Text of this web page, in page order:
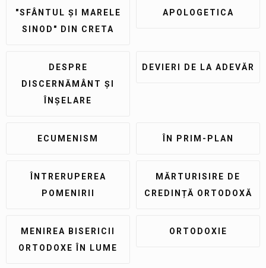
"SFÂNTUL ȘI MARELE
SINOD" DIN CRETA
APOLOGETICA
DESPRE
DISCERNĂMÂNT ȘI
ÎNȘELARE
DEVIERI DE LA ADEVĂR
ECUMENISM ÎN PRIM-PLAN
ÎNTRERUPEREA
POMENIRII
MĂRTURISIRE DE
CREDINȚĂ ORTODOXĂ
MENIREA BISERICII
ORTODOXE ÎN LUME
ORTODOXIE